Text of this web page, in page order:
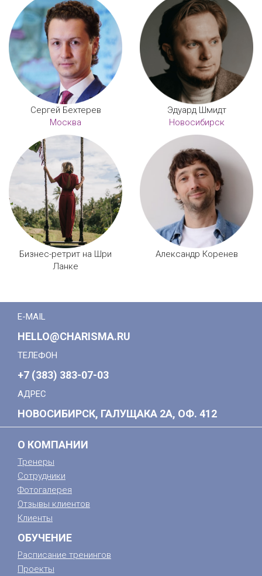
Сергей Бехтерев
Москва
Эдуард Шмидт
Новосибирск
Бизнес-ретрит на Шри
Ланке
Александр Коренев
E-MAIL
HELLO@CHARISMA.RU
ТЕЛЕФОН
+7 (383) 383-07-03
АДРЕС
НОВОСИБИРСК, ГАЛУЩАКА 2А, ОФ. 412
О КОМПАНИИ
Тренеры
Сотрудники
Фотогалерея
Отзывы клиентов
Клиенты
ОБУЧЕНИЕ
Расписание тренингов
Проекты